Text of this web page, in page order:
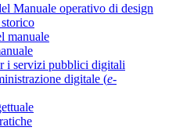
Manuale operativo di design
manuale
i servizi pubblici digitali
digitale (e-